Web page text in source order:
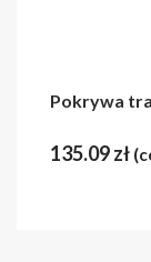
Pokrywa
135.09zł